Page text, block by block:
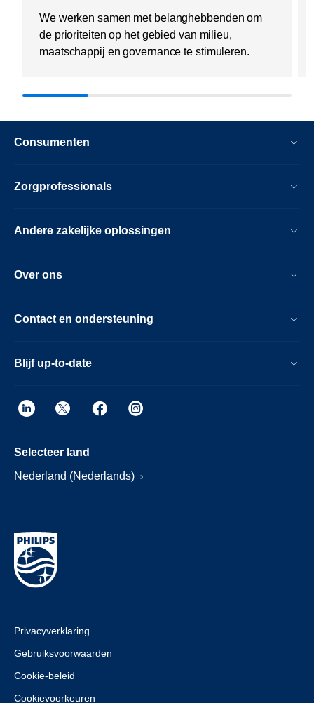
We werken samen met belanghebbenden om
de prioriteiten op het gebied van milieu,
maatschappij en governance te stimuleren.
Consumenten
Zorgprofessionals
Andere zakelijke oplossingen
Over ons
Contact en ondersteuning
Blijf up-to-date
Selecteer land
Nederland (Nederlands)
Privacyverklaring
Gebruiksvoorwaarden
Cookie-beleid
Cookievoorkeuren